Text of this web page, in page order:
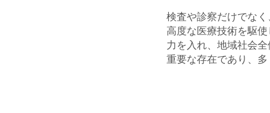
検査や診察だけでな
高度な医療技術を駆
力を入れ、地域社会
重要な存在であり、多